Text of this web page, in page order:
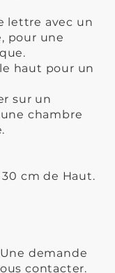
lettre avec un
pour une
haut pour un
sur un
chambre
cm de Haut.
demande
contacter.